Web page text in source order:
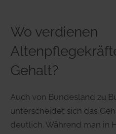
Wo verdienen
Gehalt?
Auch von Bundesland zu
unterscheidet sich das
deutlich. Während man in